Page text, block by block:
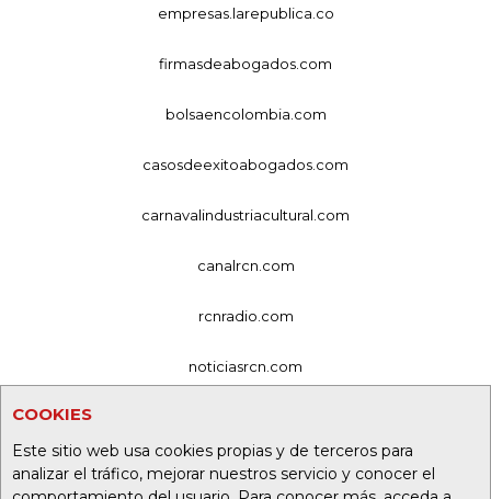
COOKIES
Este sitio web usa cookies propias y de terceros para
analizar el tráfico, mejorar nuestros servicio y conocer el
empresas.larepublica.co
firmasdeabogados.com
bolsaencolombia.com
casosdeexitoabogados.com
carnavalindustriacultural.com
canalrcn.com
rcnradio.com
noticiasrcn.com
alerta.com.co